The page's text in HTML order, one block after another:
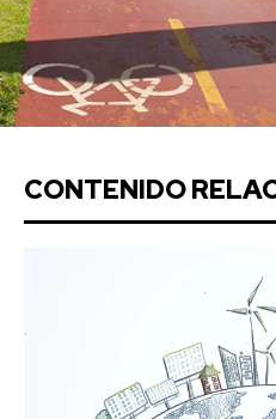
CONTENIDO